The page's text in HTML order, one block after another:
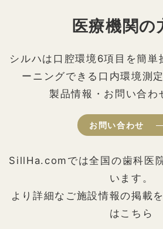
医療機関の
シルハは口腔環境6項目を簡単
ーニングできる口内環境測
製品情報・お問い合わ
お問い合わせ
SillHa.comでは全国の歯科医
います。
より詳細なご施設情報の掲載
はこちら